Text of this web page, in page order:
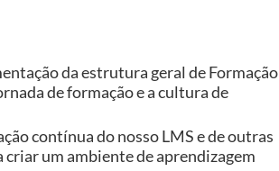
da estrutura geral de Formação
de formação e a cultura de
contínua do nosso LMS e de outras
um ambiente de aprendizagem